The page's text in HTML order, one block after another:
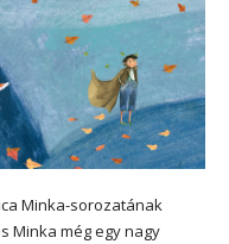
Minka-sorozatának
Minka még egy nagy